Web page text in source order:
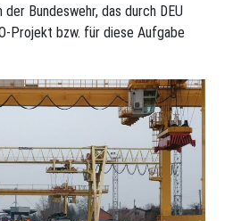
Bundeswehr, das durch DEU
Projekt bzw. für diese Aufgabe